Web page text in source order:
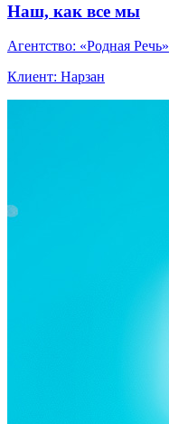
Наш, как все мы
Агентство: «Родная Речь»
Клиент: Нарзан